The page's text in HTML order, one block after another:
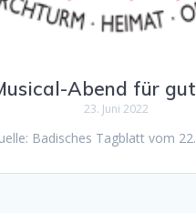
Abend für
23. Juni 2022
Badisches Tagblatt vom